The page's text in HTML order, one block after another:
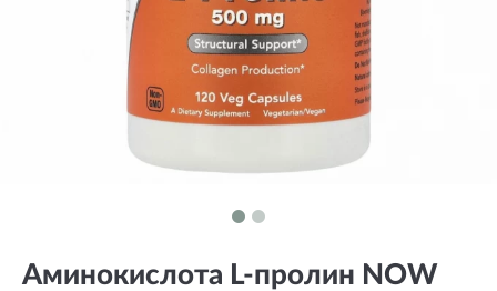
Аминокислота L-пролин NOW